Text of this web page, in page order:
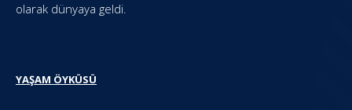
olarak dünyaya geldi.
YAŞAM ÖYKÜSÜ